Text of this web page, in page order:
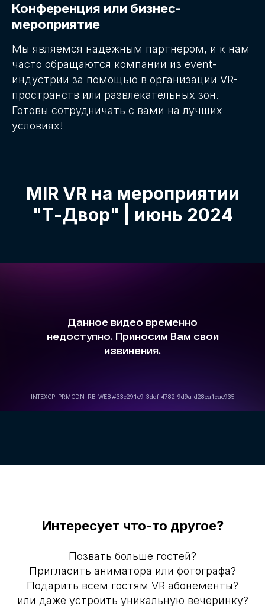
Конференция или бизнес-
мероприятие
Мы являемся надежным партнером, и к нам
часто обращаются компании из event-
индустрии за помощью в организации VR-
пространств или развлекательных зон.
Готовы сотрудничать с вами на лучших
условиях!
MIR VR на мероприятии
"Т-Двор" | июнь 2024
Интересует что-то другое?
Позвать больше гостей?
Пригласить аниматора или фотографа?
Подарить всем гостям VR абонементы?
или даже устроить уникальную вечеринку?